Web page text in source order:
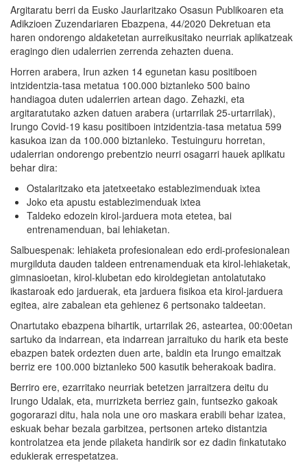
Argitaratu berri da Eusko Jaurlaritzako Osasun Publikoaren eta
Adikzioen Zuzendariaren Ebazpena, 44/2020 Dekretuan eta
haren ondorengo aldaketetan aurreikusitako neurriak aplikatzeak
eragingo dien udalerrien zerrenda zehazten duena.
Horren arabera, Irun azken 14 egunetan kasu positiboen
intzidentzia-tasa metatua 100.000 biztanleko 500 baino
handiagoa duten udalerrien artean dago. Zehazki, eta
argitaratutako azken datuen arabera (urtarrilak 25-urtarrilak),
Irungo Covid-19 kasu positiboen intzidentzia-tasa metatua 599
kasukoa izan da 100.000 biztanleko. Testuinguru horretan,
udalerrian ondorengo prebentzio neurri osagarri hauek aplikatu
behar dira:
Ostalaritzako eta jatetxeetako establezimenduak ixtea
Joko eta apustu establezimenduak ixtea
Taldeko edozein kirol-jarduera mota etetea, bai
entrenamenduan, bai lehiaketan.
Salbuespenak: lehiaketa profesionalean edo erdi-profesionalean
murgilduta dauden taldeen entrenamenduak eta kirol-lehiaketak,
gimnasioetan, kirol-klubetan edo kiroldegietan antolatutako
ikastaroak edo jarduerak, eta jarduera fisikoa eta kirol-jarduera
egitea, aire zabalean eta gehienez 6 pertsonako taldeetan.
Onartutako ebazpena bihartik, urtarrilak 26, asteartea, 00:00etan
sartuko da indarrean, eta indarrean jarraituko du harik eta beste
ebazpen batek ordezten duen arte, baldin eta Irungo emaitzak
berriz ere 100.000 biztanleko 500 kasutik beherakoak badira.
Berriro ere, ezarritako neurriak betetzen jarraitzera deitu du
Irungo Udalak, eta, murrizketa berriez gain, funtsezko gakoak
gogorarazi ditu, hala nola une oro maskara erabili behar izatea,
eskuak behar bezala garbitzea, pertsonen arteko distantzia
kontrolatzea eta jende pilaketa handirik sor ez dadin finkatutako
edukierak errespetatzea.